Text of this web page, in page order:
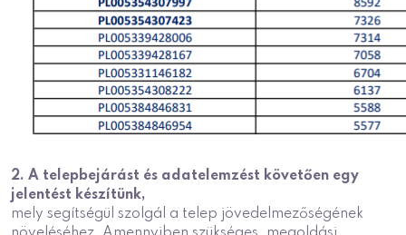
2. A telepbejárást és adatelemzést követően egy
jelentést készítünk,
mely segítségül szolgál a telep jövedelmezőségének